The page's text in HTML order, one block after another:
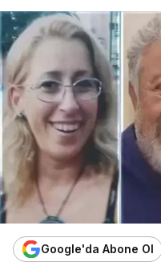
Google'da Abone Ol